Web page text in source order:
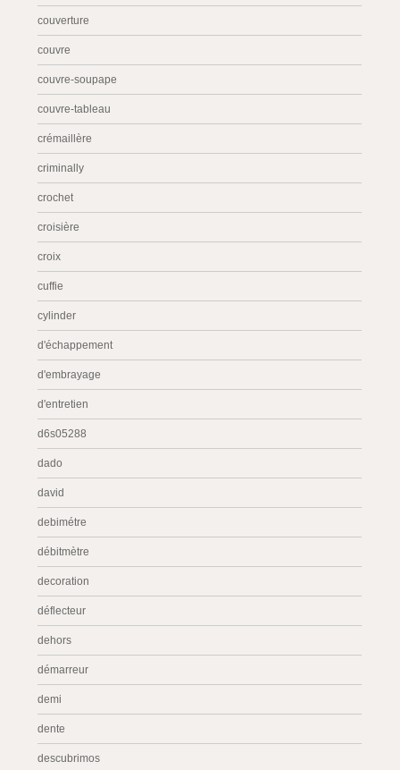
couverture
couvre
couvre-soupape
couvre-tableau
crémaillère
criminally
crochet
croisière
croix
cuffie
cylinder
d'échappement
d'embrayage
d'entretien
d6s05288
dado
david
debimétre
débitmètre
decoration
déflecteur
dehors
démarreur
demi
dente
descubrimos